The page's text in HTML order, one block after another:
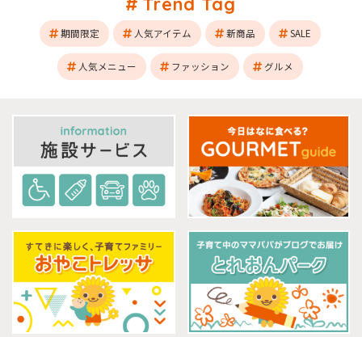
期間限定 人気アイテム 新商品 SALE
人気メニュー ファッション グルメ